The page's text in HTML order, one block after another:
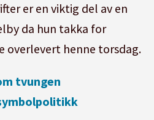
er en viktig del av en
da hun takka for
overlevert henne torsdag.
tvungen